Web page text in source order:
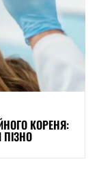
КОРЕНЯ: